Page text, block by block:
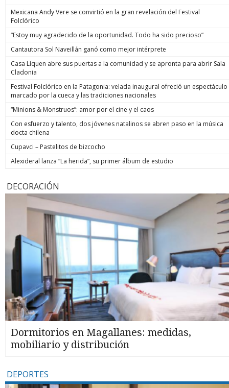
Mexicana Andy Vere se convirtió en la gran revelación del Festival
Folclórico
“Estoy muy agradecido de la oportunidad. Todo ha sido precioso”
Cantautora Sol Naveillán ganó como mejor intérprete
Casa Líquen abre sus puertas a la comunidad y se apronta para abrir Sala
Cladonia
Festival Folclórico en la Patagonia: velada inaugural ofreció un espectáculo
marcado por la cueca y las tradiciones nacionales
“Minions & Monstruos”: amor por el cine y el caos
Con esfuerzo y talento, dos jóvenes natalinos se abren paso en la música
docta chilena
Cupavci – Pastelitos de bizcocho
Alexideral lanza “La herida”, su primer álbum de estudio
DECORACIÓN
Dormitorios en Magallanes: medidas,
mobiliario y distribución
DEPORTES